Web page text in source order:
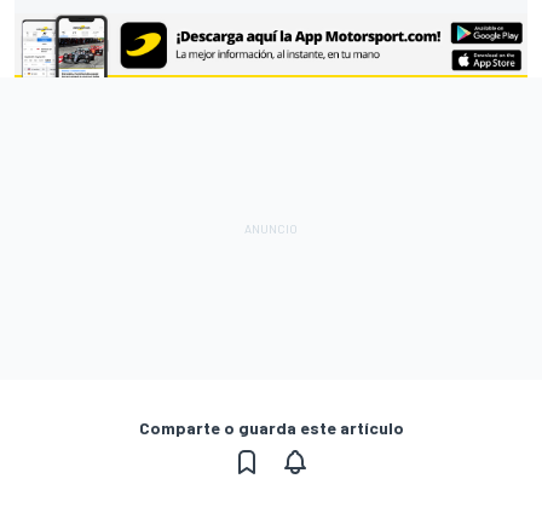
Comparte o guarda este artículo